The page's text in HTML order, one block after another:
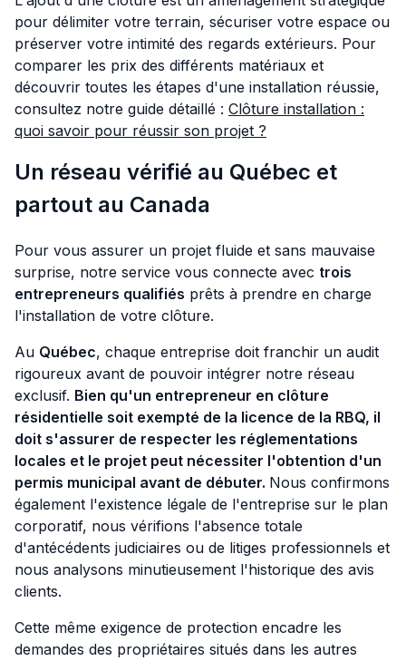
pour délimiter votre terrain, sécuriser votre espace ou
préserver votre intimité des regards extérieurs. Pour
comparer les prix des différents matériaux et
découvrir toutes les étapes d'une installation réussie,
consultez notre guide détaillé : Clôture installation :
quoi savoir pour réussir son projet ?
Un réseau vérifié au Québec et
partout au Canada
Pour vous assurer un projet fluide et sans mauvaise
surprise, notre service vous connecte avec trois
entrepreneurs qualifiés prêts à prendre en charge
l'installation de votre clôture.
Au Québec, chaque entreprise doit franchir un audit
rigoureux avant de pouvoir intégrer notre réseau
exclusif. Bien qu'un entrepreneur en clôture
résidentielle soit exempté de la licence de la RBQ, il
doit s'assurer de respecter les réglementations
locales et le projet peut nécessiter l'obtention d'un
permis municipal avant de débuter. Nous confirmons
également l'existence légale de l'entreprise sur le plan
corporatif, nous vérifions l'absence totale
d'antécédents judiciaires ou de litiges professionnels et
nous analysons minutieusement l'historique des avis
clients.
Cette même exigence de protection encadre les
demandes des propriétaires situés dans les autres